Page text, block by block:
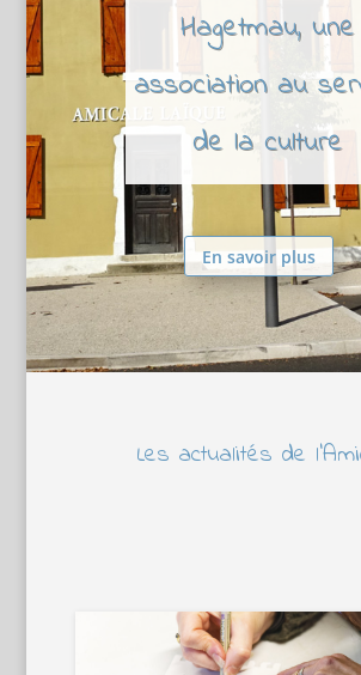
Hagetmau, une
association au
de la culture
En savoir plus
Les actualités de